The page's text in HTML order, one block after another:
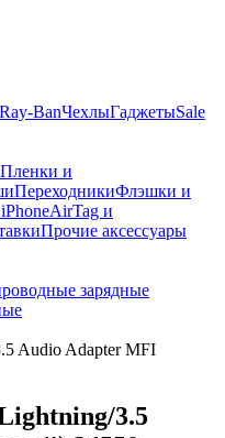
Ray-BanЧехлыГаджетыSale
Пленки и
ПереходникиФлэшки и
AirTag и
Прочие аксессуары
зарядные
Audio Adapter MFI
3.5